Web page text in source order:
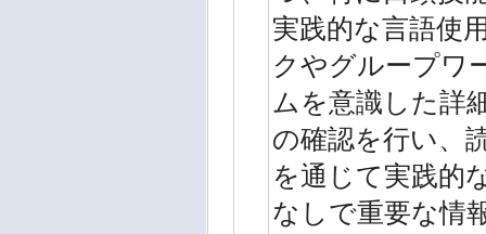
実践的な言語使
クやグループワ
ムを意識した詳
の確認を行い、
を通じて実践的
なしで重要な情